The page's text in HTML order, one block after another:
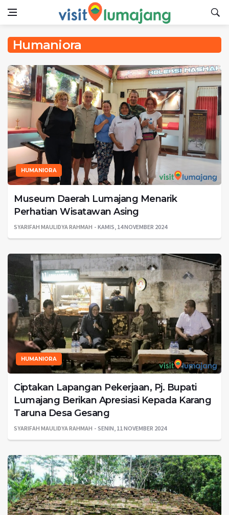
Humaniora
HUMANIORA
Museum Daerah Lumajang Menarik
Perhatian Wisatawan Asing
SYARIFAH MAULIDYA RAHMAH KAMIS, 14 NOVEMBER 2024
HUMANIORA
Ciptakan Lapangan Pekerjaan, Pj. Bupati
Lumajang Berikan Apresiasi Kepada Karang
Taruna Desa Gesang
SYARIFAH MAULIDYA RAHMAH SENIN, 11 NOVEMBER 2024